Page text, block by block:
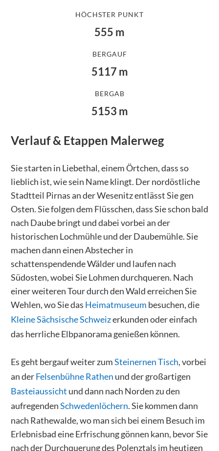
HÖCHSTER PUNKT
555 m
BERGAUF
5117 m
BERGAB
5153 m
Verlauf & Etappen Malerweg
Sie starten in Liebethal, einem Örtchen, dass so
lieblich ist, wie sein Name klingt. Der nordöstliche
Stadtteil Pirnas an der Wesenitz entlässt Sie gen
Osten. Sie folgen dem Flüsschen, dass Sie schon bald
nach Daube bringt und dabei vorbei an der
historischen Lochmühle und der Daubemühle. Sie
machen dann einen Abstecher in
schattenspendende Wälder und laufen nach
Südosten, wobei Sie Lohmen durchqueren. Nach
einer weiteren Tour durch den Wald erreichen Sie
Wehlen, wo Sie das Heimatmuseum besuchen, die
Kleine Sächsische Schweizerkunden oder einfach
das herrliche Elbpanorama genießen können.
Es geht bergauf weiter zumSteinernen Tisch, vorbei
an derFelsenbühne Rathen und der großartigen
Basteiaussicht und dann nach Norden zu den
aufregendenSchwedenlöchern. Sie kommen dann
nach Rathewalde, wo man sich bei einem Besuch im
Erlebnisbad eine Erfrischung gönnen kann, bevor Sie
nach der Durchquerung des Polenztals im heutigen